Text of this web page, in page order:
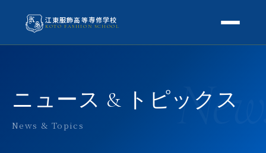
江東服飾高等専修学校
KOTO FASHION SCHOOL
スクールライフ
ニュース & トピックス
News & Topics